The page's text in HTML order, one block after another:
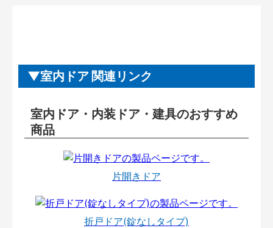
室内ドア 関連リンク
室内ドア・内装ドア・建具のおすすめ
商品
片開きドア
折戸ドア(錠なしタイプ)